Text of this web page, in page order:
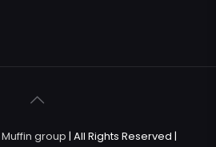
Muffin group | All Rights Reserved |